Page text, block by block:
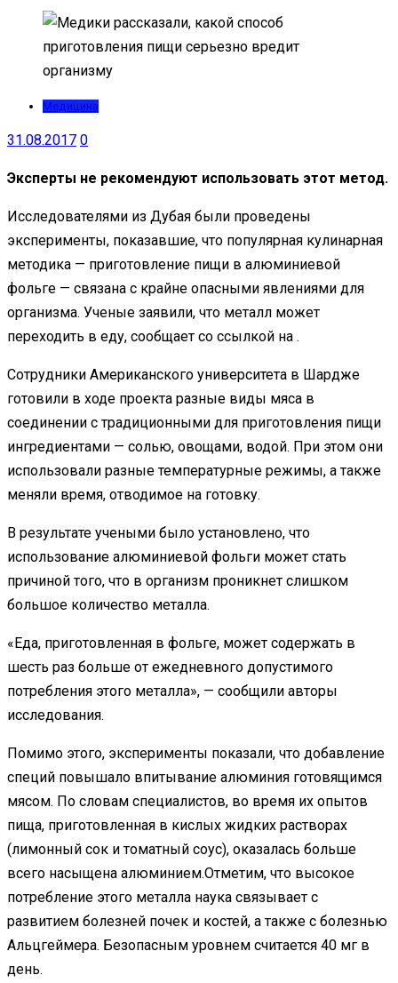
Медицина
31.08.2017 0
Эксперты не рекомендуют использовать этот метод.
Исследователями из Дубая были проведены
эксперименты, показавшие, что популярная кулинарная
методика — приготовление пищи в алюминиевой
фольге — связана с крайне опасными явлениями для
организма. Ученые заявили, что металл может
переходить в еду, сообщает со ссылкой на .
Сотрудники Американского университета в Шардже
готовили в ходе проекта разные виды мяса в
соединении с традиционными для приготовления пищи
ингредиентами — солью, овощами, водой. При этом они
использовали разные температурные режимы, а также
меняли время, отводимое на готовку.
В результате учеными было установлено, что
использование алюминиевой фольги может стать
причиной того, что в организм проникнет слишком
большое количество металла.
«Еда, приготовленная в фольге, может содержать в
шесть раз больше от ежедневного допустимого
потребления этого металла», — сообщили авторы
исследования.
Помимо этого, эксперименты показали, что добавление
специй повышало впитывание алюминия готовящимся
мясом. По словам специалистов, во время их опытов
пища, приготовленная в кислых жидких растворах
(лимонный сок и томатный соус), оказалась больше
всего насыщена алюминием.Отметим, что высокое
потребление этого металла наука связывает с
развитием болезней почек и костей, а также с болезнью
Альцгеймера. Безопасным уровнем считается 40 мг в
день.